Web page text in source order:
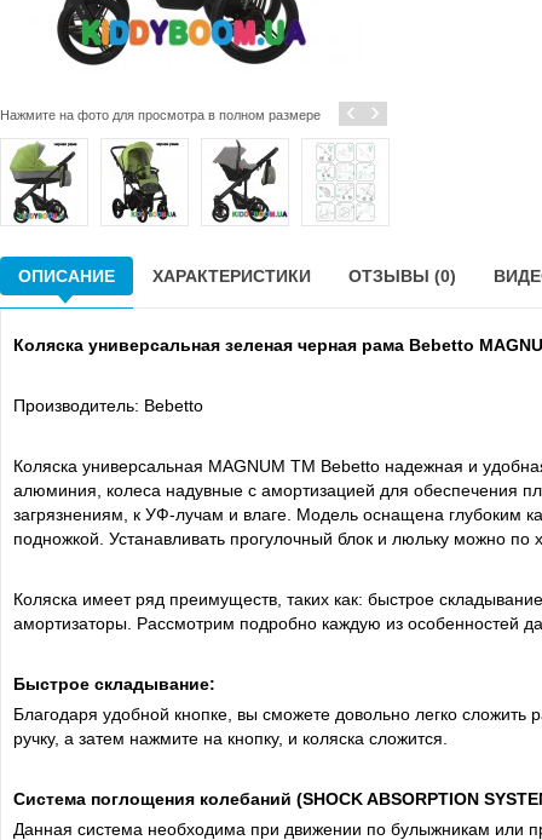
Нажмите на фото для просмотра в полном размере ‹ ›
ОПИСАНИЕ ХАРАКТЕРИСТИКИ ОТЗЫВЫ (0)
Коляска универсальная зеленая черная рама Bebetto
Производитель: Bebetto
Коляска универсальная MАGNUM ТМ Bebetto надежная и
алюминия, колеса надувные с амортизацией для обеспечения
загрязнениям, к УФ-лучам и влаге. Модель оснащена глубоким
подножкой. Устанавливать прогулочный блок и люльку можно по
Коляска имеет ряд преимуществ, таких как: быстрое
амортизаторы. Рассмотрим подробно каждую из особенностей
Быстрое складывание:
Благодаря удобной кнопке, вы сможете довольно легко сложить
ручку, а затем нажмите на кнопку, и коляска сложится.
Система поглощения колебаний (SHOCK ABSORPTION
Данная система необходима при движении по булыжникам или